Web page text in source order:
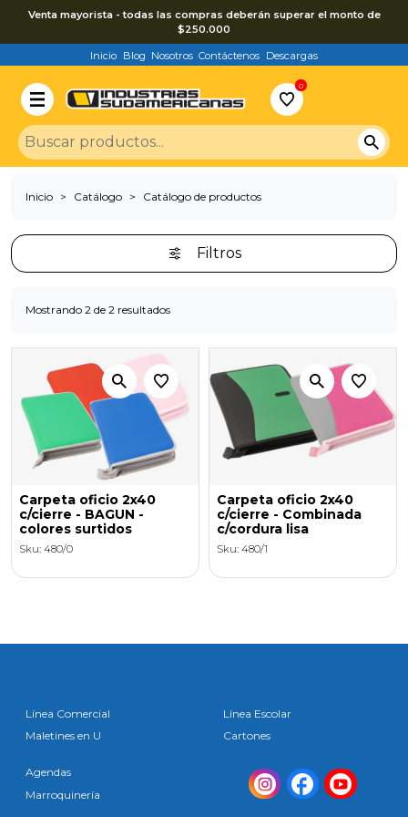
Venta mayorista - todas las compras deberán superar el monto de
$250.000
Inicio Blog Nosotros Contáctenos Descargas
0
Inicio Catálogo Catálogo de productos
Filtros
Mostrando 2 de 2 resultados
Carpeta oficio 2x40
c/cierre - BAGUN -
colores surtidos
Sku: 480/0
Carpeta oficio 2x40
c/cierre - Combinada
c/cordura lisa
Sku: 480/1
Línea Comercial
Maletines en U
Línea Escolar
Cartones
Agendas
Marroquinería